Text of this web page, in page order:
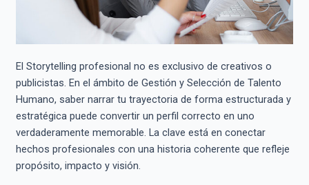
El Storytelling profesional no es exclusivo de creativos o
publicistas. En el ámbito de Gestión y Selección de Talento
Humano, saber narrar tu trayectoria de forma estructurada y
estratégica puede convertir un perfil correcto en uno
verdaderamente memorable. La clave está en conectar
hechos profesionales con una historia coherente que refleje
propósito, impacto y visión.